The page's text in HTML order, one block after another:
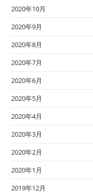
2020年10月
2020年9月
2020年8月
2020年7月
2020年6月
2020年5月
2020年4月
2020年3月
2020年2月
2020年1月
2019年12月